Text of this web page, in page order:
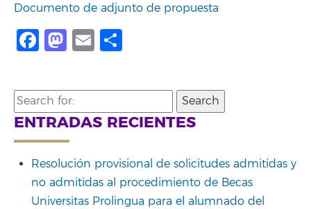
Documento de adjunto de propuesta
Facebook
Mastodon
Email
Search
for:
ENTRADAS RECIENTES
Resolución provisional de solicitudes admitidas y
no admitidas al procedimiento de Becas
Universitas Prolingua para el alumnado del